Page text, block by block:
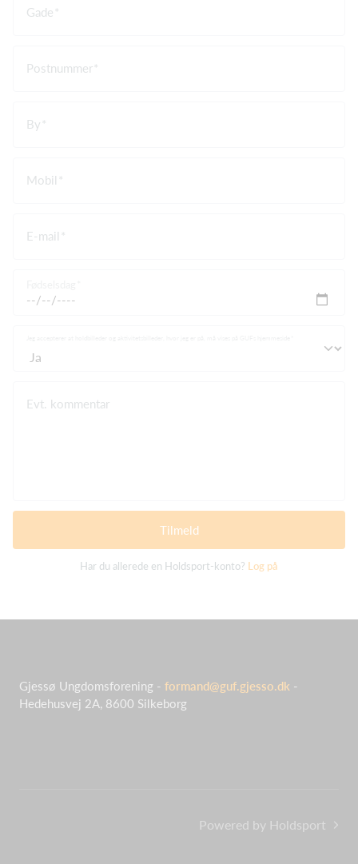
Gade
Postnummer
By
Mobil
E-mail
Evt. kommentar
Tilmeld
Har du allerede en Holdsport-konto? Log på
Gjessø Ungdomsforening - formand@guf.gjesso.dk -
Hedehusvej 2A, 8600 Silkeborg
Powered by Holdsport